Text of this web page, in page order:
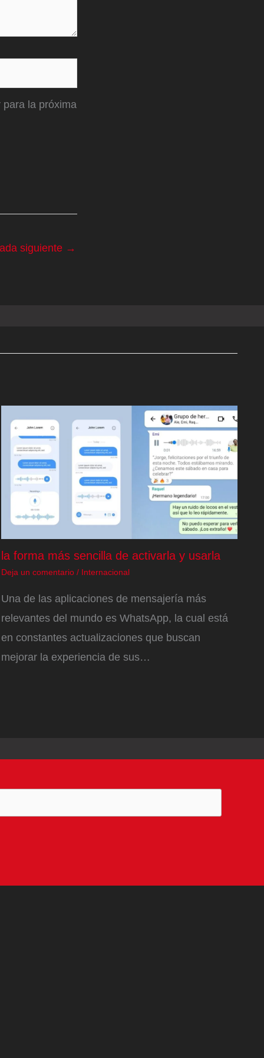
la próxima
siguiente →
la forma más sencilla de activarla y usarla
Deja un comentario / Internacional
Una de las aplicaciones de mensajería más
relevantes del mundo es WhatsApp, la cual está
en constantes actualizaciones que buscan
mejorar la experiencia de sus…